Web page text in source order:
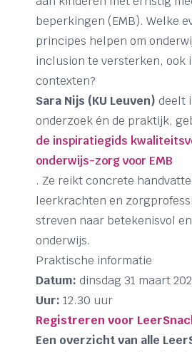
beperkingen (EMB). Welke
principes helpen om
inclusion te versterken, ook
contexten?
Sara Nijs (KU Leuven) deelt
onderzoek én de praktijk,
de inspiratiegids
onderwijs-zorg voor EMB
. Ze reikt concrete
leerkrachten en
streven naar betekenisvol
onderwijs.
Praktische informatie
Datum: dinsdag 31 maart
Uur: 12.30 uur
Registreren voor
Een overzicht van alle